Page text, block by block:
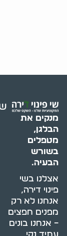
מנקים את
הבלגן,
מטפלים
בשורש
הבעיה.
אצלנו בשי
פינוי דירה,
אנחנו לא רק
מפנים חפצים
– אנחנו בונים